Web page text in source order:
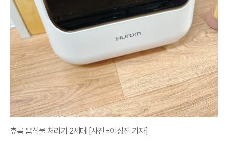
휴롬 음식물 처리기 2세대 [사진=이성진 기자]